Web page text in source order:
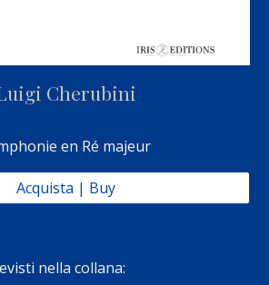
Cherubini
en Ré majeur
Acquista | Buy
nella collana: